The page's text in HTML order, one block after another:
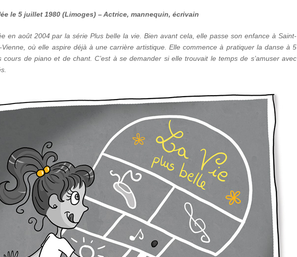
le 5 juillet 1980 (Limoges) – Actrice, mannequin, écrivain
en août 2004 par la série Plus belle la vie. Bien avant cela, elle passe son enfance à Saint-
Vienne, où elle aspire déjà à une carrière artistique. Elle commence à pratiquer la danse à 5
cours de piano et de chant. C’est à se demander si elle trouvait le temps de s’amuser avec